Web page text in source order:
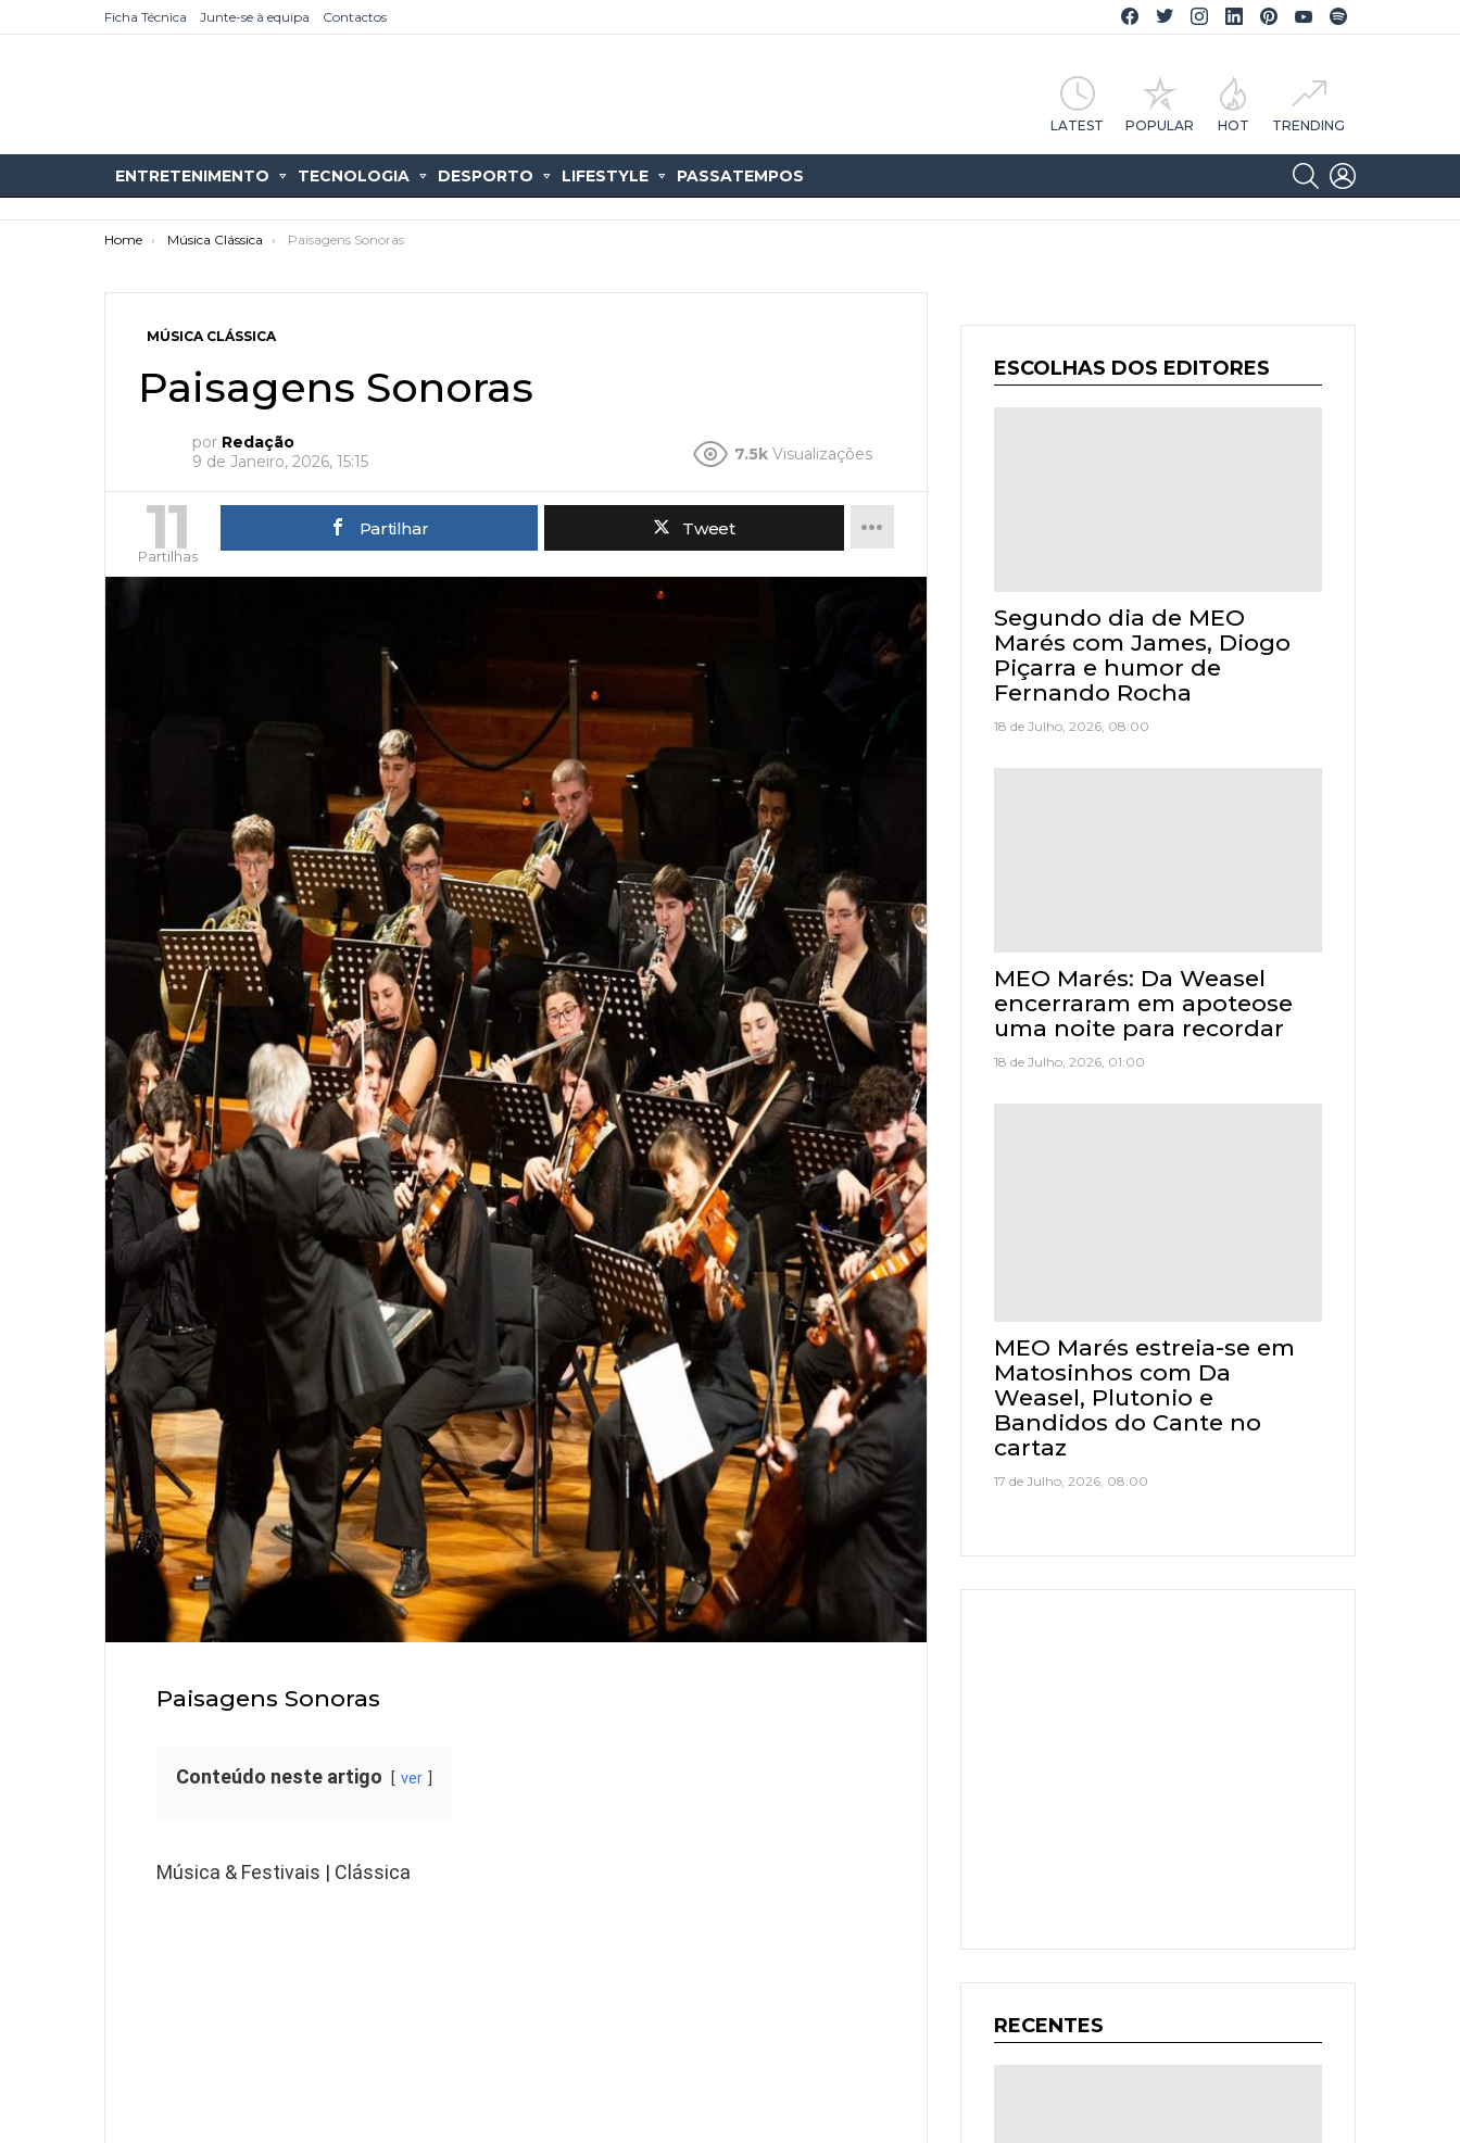
Ficha Técnica Junte-se à equipa Contactos
Facebook CA Notícias
Twitter CA Notícias
Instagram CA Notícias
Linkedin CA Notícias
Pinterest CA Notícias
YouTube CA Notícias
LATEST POPULAR HOT TRENDING
ENTRETENIMENTO TECNOLOGIA DESPORTO LIFESTYLE PASSATEMPOS
SEARCH
You are here:
Home Música Clássica Paisagens Sonoras
MÚSICA CLÁSSICA
Paisagens Sonoras
por Redação
9 de Janeiro, 2026, 15:15
7.5k Visualizações
11
Partilhas
Partilhar Tweet
Paisagens Sonoras
Conteúdo neste artigo ver
Música & Festivais | Clássica
ESCOLHAS DOS EDITORES
Segundo dia de MEO
Marés com James, Diogo
Piçarra e humor de
Fernando Rocha
18 de Julho, 2026, 08:00
MEO Marés: Da Weasel
encerraram em apoteose
uma noite para recordar
18 de Julho, 2026, 01:00
MEO Marés estreia-se em
Matosinhos com Da
Weasel, Plutonio e
Bandidos do Cante no
cartaz
17 de Julho, 2026, 08:00
RECENTES